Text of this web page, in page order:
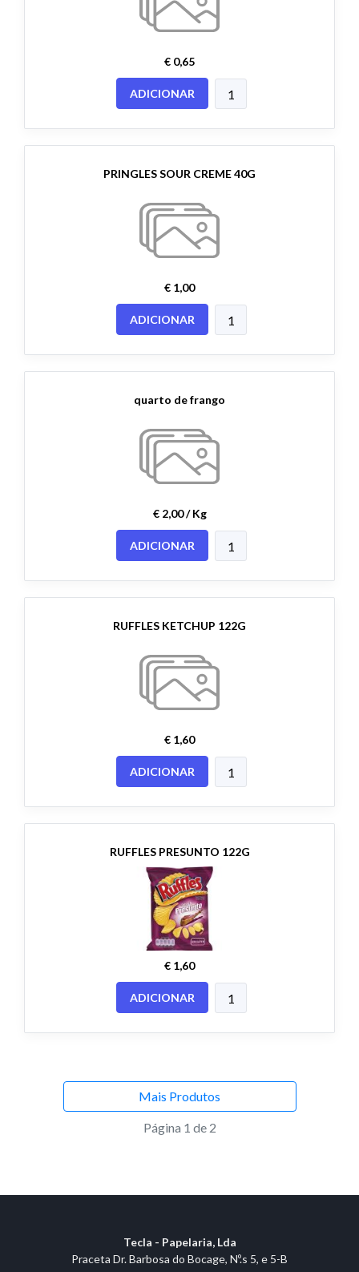
€ 0,65
ADICIONAR
PRINGLES SOUR CREME 40G
€ 1,00
ADICIONAR
quarto de frango
€ 2,00 / Kg
ADICIONAR
RUFFLES KETCHUP 122G
€ 1,60
ADICIONAR
RUFFLES PRESUNTO 122G
€ 1,60
ADICIONAR
Mais Produtos
Página 1 de 2
Tecla - Papelaria, Lda
Praceta Dr. Barbosa do Bocage, Nº.s 5, e 5-B